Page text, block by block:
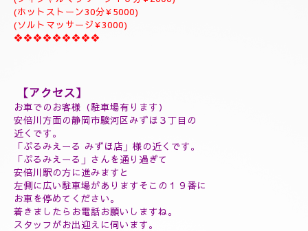
１２０分¥30000⇒¥28000
１５０分¥35000⇒¥32000
❖❖❖❖❖❖❖❖❖
(延長30分¥7000)
(60分延長¥14000)
(ご指名￥2000)
(よむぎ蒸し30分¥5000)
(よむぎ蒸し45分¥7000)
(リフレクソロジートリートメント30分¥5000)
(ヘッドスパマッサージ１０分¥2000)
(フィシャルマッサージ１０分¥2000)
(ホットストーン30分¥5000)
(ソルトマッサージ¥3000)
❖❖❖❖❖❖❖❖❖